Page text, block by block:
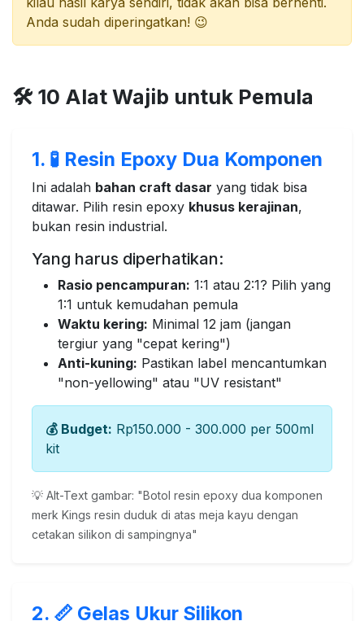
Anda sudah diperingatkan! 😉
🛠️ 10 Alat Wajib untuk Pemula
1. 🧪 Resin Epoxy Dua Komponen
Ini adalah bahan craft dasar yang tidak bisa
ditawar. Pilih resin epoxy khusus kerajinan,
bukan resin industrial.
Yang harus diperhatikan:
Rasio pencampuran: 1:1 atau 2:1? Pilih yang
1:1 untuk kemudahan pemula
Waktu kering: Minimal 12 jam (jangan
tergiur yang "cepat kering")
Anti-kuning: Pastikan label mencantumkan
"non-yellowing" atau "UV resistant"
💰 Budget: Rp150.000 - 300.000 per 500ml
kit
💡 Alt-Text gambar: "Botol resin epoxy dua komponen
merk Kings resin duduk di atas meja kayu dengan
cetakan silikon di sampingnya"
2. 📏 Gelas Ukur Silikon